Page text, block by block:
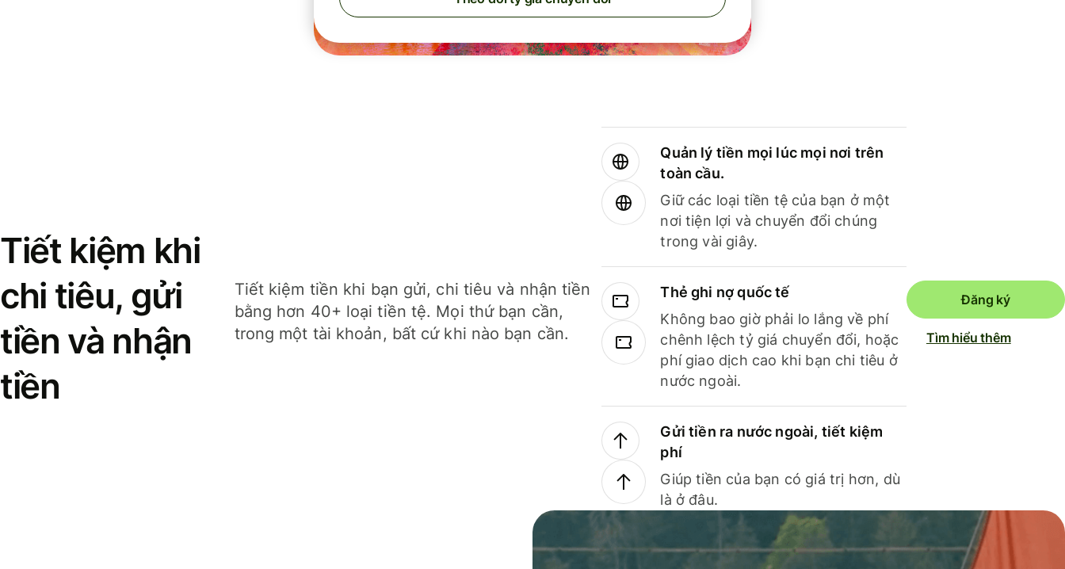
Tiết kiệm khi
chi tiêu, gửi
tiền và nhận
tiền
Tiết kiệm tiền khi bạn gửi, chi tiêu và nhận tiền
bằng hơn 40+ loại tiền tệ. Mọi thứ bạn cần,
trong một tài khoản, bất cứ khi nào bạn cần.
Quản lý tiền mọi lúc mọi nơi trên
toàn cầu.
Giữ các loại tiền tệ của bạn ở một
nơi tiện lợi và chuyển đổi chúng
trong vài giây.
Thẻ ghi nợ quốc tế
Không bao giờ phải lo lắng về phí
chênh lệch tỷ giá chuyển đổi, hoặc
phí giao dịch cao khi bạn chi tiêu ở
nước ngoài.
Gửi tiền ra nước ngoài, tiết kiệm
phí
Giúp tiền của bạn có giá trị hơn, dù
là ở đâu.
Đăng ký
Tìm hiểu thêm